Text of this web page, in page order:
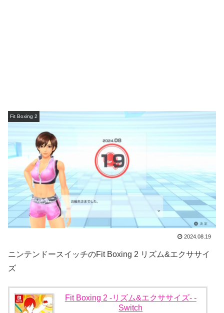
Fit Boxing 2
2024.08.19
ニンテンドースイッチのFit Boxing 2 リズム&エクササイ
ズ
Fit Boxing 2 -リズム&エクササイズ- -
Switch